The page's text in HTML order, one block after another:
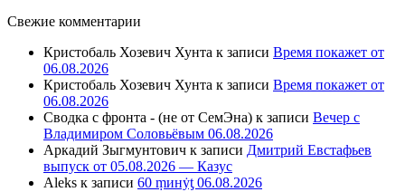
Свежие комментарии
Кристобаль Хозевич Хунта к записи Время покажет от
06.08.2026
Кристобаль Хозевич Хунта к записи Время покажет от
06.08.2026
Сводка с фронта - (не от СемЭна) к записи Вечер с
Владимиром Соловьёвым 06.08.2026
Аркадий Зыгмунтович к записи Дмитрий Евстафьев
выпуск от 05.08.2026 — Казус
Aleks к записи 60 ṃинẏƫ 06.08.2026